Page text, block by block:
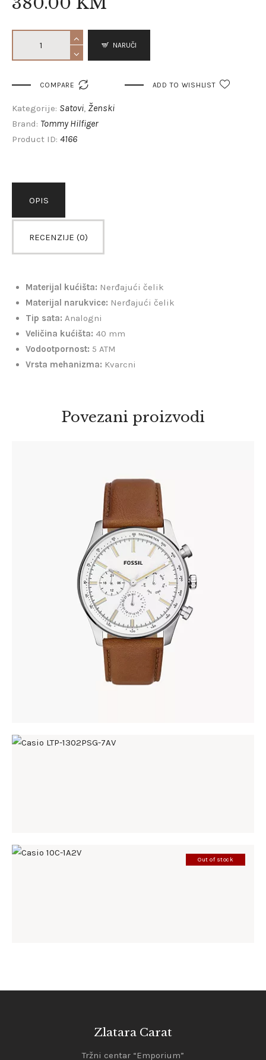
NARUČI
COMPARE  ADD TO WISHLIST
Kategorije: Satovi, Ženski
Brand: Tommy Hilfiger
Product ID: 4166
OPIS
RECENZIJE (0)
Materijal kućišta: Nerđajući čelik
Materijal narukvice: Nerđajući čelik
Tip sata: Analogni
Veličina kućišta: 40 mm
Vodootpornost: 5 ATM
Vrsta mehanizma: Kvarcni
Povezani proizvodi
FOSSIL BQ2748
345 00 KM
Out of stock
Zlatara Carat
Tržni centar “Emporium”